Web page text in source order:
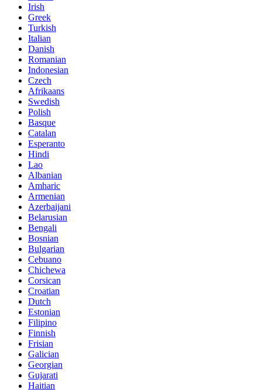
Irish
Greek
Turkish
Italian
Danish
Romanian
Indonesian
Czech
Afrikaans
Swedish
Polish
Basque
Catalan
Esperanto
Hindi
Lao
Albanian
Amharic
Armenian
Azerbaijani
Belarusian
Bengali
Bosnian
Bulgarian
Cebuano
Chichewa
Corsican
Croatian
Dutch
Estonian
Filipino
Finnish
Frisian
Galician
Georgian
Gujarati
Haitian